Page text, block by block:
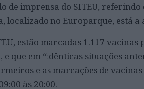
de imprensa do SITEU, referindo
localizado no Europarque, está a
estão marcadas 1.117
e que em “idênticas situações
e as marcações de
às 20:00.